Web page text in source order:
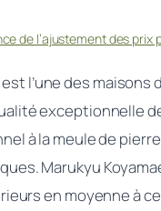
de l’ajustement des prix
l’une des
exceptionnelle
à la meule de
Marukyu
en moyenne à